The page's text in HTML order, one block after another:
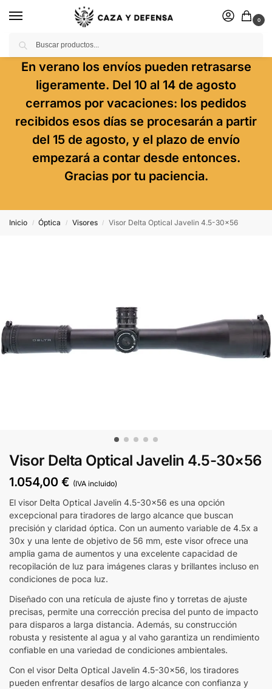
0
En verano los envíos pueden retrasarse
ligeramente. Del 10 al 14 de agosto
cerramos por vacaciones: los pedidos
recibidos esos días se procesarán a partir
del 15 de agosto, y el plazo de envío
empezará a contar desde entonces.
Gracias por tu paciencia.
Inicio / Óptica / Visores / Visor Delta Optical Javelin 4.5-30×56
Visor Delta Optical Javelin 4.5-30×56
1.054,00 € (IVA incluido)
El visor Delta Optical Javelin 4.5-30×56 es una opción
excepcional para tiradores de largo alcance que buscan
precisión y claridad óptica. Con un aumento variable de 4.5x a
30x y una lente de objetivo de 56 mm, este visor ofrece una
amplia gama de aumentos y una excelente capacidad de
recopilación de luz para imágenes claras y brillantes incluso en
condiciones de poca luz.
Diseñado con una retícula de ajuste fino y torretas de ajuste
precisas, permite una corrección precisa del punto de impacto
para disparos a larga distancia. Además, su construcción
robusta y resistente al agua y al vaho garantiza un rendimiento
confiable en una variedad de condiciones ambientales.
Con el visor Delta Optical Javelin 4.5-30×56, los tiradores
pueden enfrentar desafíos de largo alcance con confianza y